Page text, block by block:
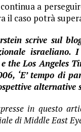
a
il caso potrà
scrive sul
e the Los Angeles
‘E’ tempo di
alternative
in questo
di Middle East